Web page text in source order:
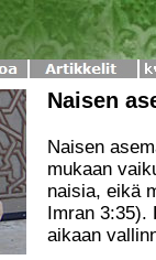
Naisen
Naisen
mukaan
naisia, eikä
Imran
aikaan